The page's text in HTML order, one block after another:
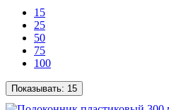
15
25
50
75
100
Показывать: 15